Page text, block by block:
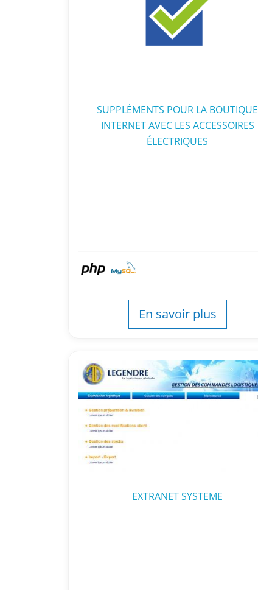
SUPPLÉMENTS POUR LA BOUTIQUE
INTERNET AVEC LES ACCESSOIRES
ÉLECTRIQUES
En savoir plus
EXTRANET SYSTEME